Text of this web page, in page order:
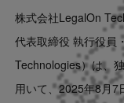
US website
株式会社LegalOn
代表取締役 執行役員
Technologies）は、
用いて、2025年8月7